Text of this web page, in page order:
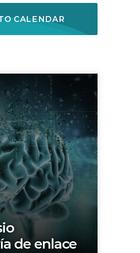
Current
CALENDAR
de enlace